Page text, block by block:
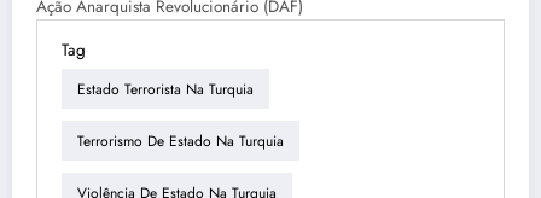
Ação Anarquista Revolucionário (DAF)
Tag
Estado Terrorista Na Turquia
Terrorismo De Estado Na Turquia
Violência De Estado Na Turquia